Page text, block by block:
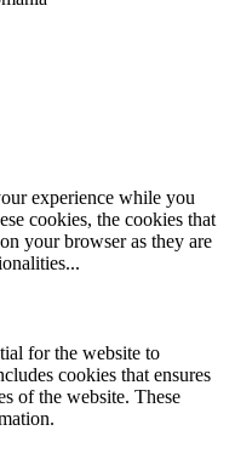
experience while you
cookies, the cookies that
your browser as they are
...
for the website to
cookies that ensures
of the website. These